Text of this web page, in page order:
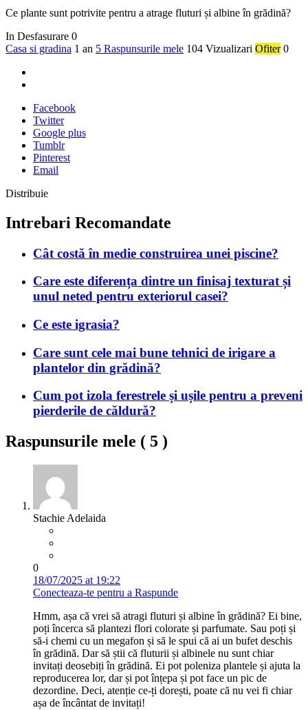
Ce plante sunt potrivite pentru a atrage fluturi și albine în grădină?
In Desfasurare 0
Casa si gradina 1 an 5 Raspunsurile mele 104 Vizualizari Ofiter 0
Facebook
Twitter
Google plus
Tumblr
Pinterest
Email
Distribuie
Intrebari Recomandate
Cât costă în medie construirea unei piscine?
Care este diferența dintre un finisaj texturat și
unul neted pentru exteriorul casei?
Ce este igrasia?
Care sunt cele mai bune tehnici de irigare a
plantelor din grădină?
Cum pot izola ferestrele și ușile pentru a preveni
pierderile de căldură?
Raspunsurile mele ( 5 )
Stachie Adelaida
0
18/07/2025 at 19:22
Conecteaza-te pentru a Raspunde
Hmm, așa că vrei să atragi fluturi și albine în grădină? Ei bine,
poți încerca să plantezi flori colorate și parfumate. Sau poți și
să-i chemi cu un megafon și să le spui că ai un bufet deschis
în grădină. Dar să știi că fluturii și albinele nu sunt chiar
invitați deosebiți în grădină. Ei pot poleniza plantele și ajuta la
reproducerea lor, dar și pot înțepa și pot face un pic de
dezordine. Deci, atenție ce-ți dorești, poate că nu vei fi chiar
așa de încântat de invitați!